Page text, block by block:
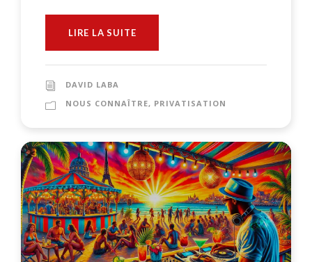
LIRE LA SUITE
DAVID LABA
NOUS CONNAÎTRE, PRIVATISATION